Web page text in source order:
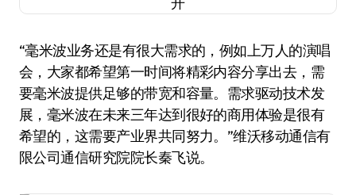
“毫米波业务还是有很大需求的，例如上万人的演唱
会，大家都希望第一时间将精彩内容分享出去，需
要毫米波提供足够的带宽和容量。需求驱动技术发
展，毫米波在未来三年达到很好的商用体验是很有
希望的，这需要产业界共同努力。”维沃移动通信有
限公司通信研究院院长秦飞说。